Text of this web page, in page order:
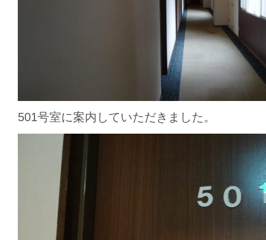
501号室に案内していただきました。